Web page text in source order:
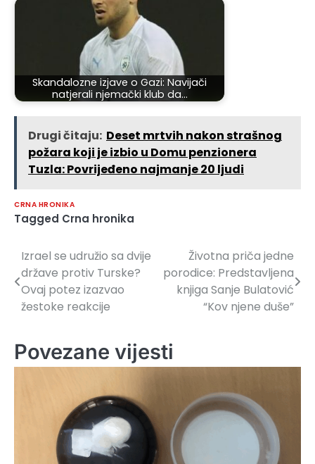
Skandalozne izjave o Gazi: Navijači
natjerali njemački klub da…
Drugi čitaju: Deset mrtvih nakon strašnog
požara koji je izbio u Domu penzionera
Tuzla: Povrijeđeno najmanje 20 ljudi
CRNA HRONIKA
Tagged Crna hronika
Navigacija
članaka
Izrael se udružio sa dvije
države protiv Turske?
Ovaj potez izazvao
žestoke reakcije
Životna priča jedne
porodice: Predstavljena
knjiga Sanje Bulatović
“Kov njene duše”
Povezane vijesti